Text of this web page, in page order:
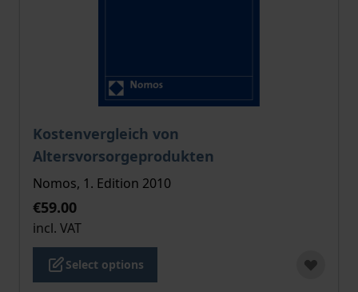
Kostenvergleich von
Altersvorsorgeprodukten
The price depends on the options chosen on the
Nomos, 1. Edition 2010
€59.00
incl. VAT
Select options